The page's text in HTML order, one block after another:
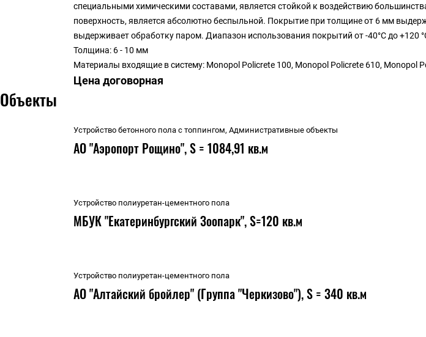
специальными химическими составами, является стойкой к воздействию
поверхность, является абсолютно беспыльной. Покрытие при толщине от 6 мм
выдерживает обработку паром. Диапазон использования покрытий от -40°С до
Толщина: 6 - 10 мм
Материалы входящие в систему: Monopol Policrete 100, Monopol Policrete 610, Monopol
Цена договорная
Объекты
Устройство бетонного пола с топпингом, Административные объекты
АО "Аэропорт Рощино", S = 1084,91 кв.м
Устройство полиуретан-цементного пола
МБУК "Екатеринбургский Зоопарк", S=120 кв.м
Устройство полиуретан-цементного пола
АО "Алтайский бройлер" (Группа "Черкизово"), S = 340 кв.м